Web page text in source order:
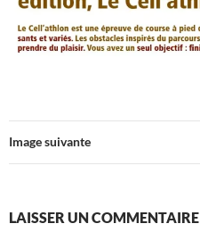
Image suivante
LAISSER UN COMMENTAIRE